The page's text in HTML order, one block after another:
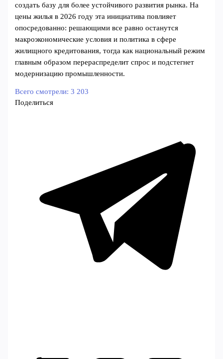
создать базу для более устойчивого развития рынка. На
цены жилья в 2026 году эта инициатива повлияет
опосредованно: решающими все равно останутся
макроэкономические условия и политика в сфере
жилищного кредитования, тогда как национальный режим
главным образом перераспределит спрос и подстегнет
модернизацию промышленности.
Всего смотрели: 3 203
Поделиться